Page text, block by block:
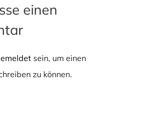
einen
sein, um einen
zu können.